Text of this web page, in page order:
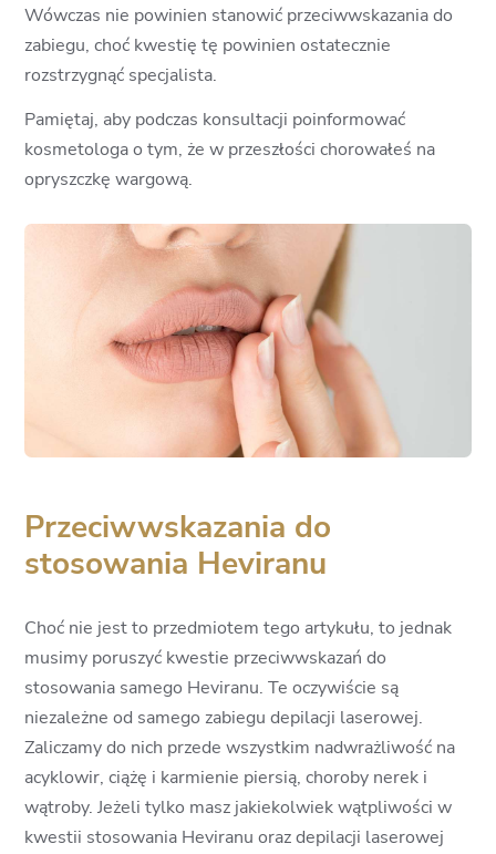
Wówczas nie powinien stanowić przeciwwskazania do
zabiegu, choć kwestię tę powinien ostatecznie
rozstrzygnąć specjalista.
Pamiętaj, aby podczas konsultacji poinformować
kosmetologa o tym, że w przeszłości chorowałeś na
opryszczkę wargową.
Przeciwwskazania do
stosowania Heviranu
Choć nie jest to przedmiotem tego artykułu, to jednak
musimy poruszyć kwestie przeciwwskazań do
stosowania samego Heviranu. Te oczywiście są
niezależne od samego zabiegu depilacji laserowej.
Zaliczamy do nich przede wszystkim nadwrażliwość na
acyklowir, ciążę i karmienie piersią, choroby nerek i
wątroby. Jeżeli tylko masz jakiekolwiek wątpliwości w
kwestii stosowania Heviranu oraz depilacji laserowej